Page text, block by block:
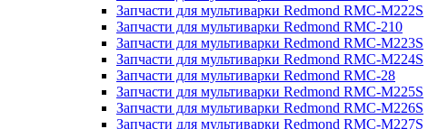
Запчасти для мультиварки Redmond RMC-M222S
Запчасти для мультиварки Redmond RMC-210
Запчасти для мультиварки Redmond RMC-M223S
Запчасти для мультиварки Redmond RMC-M224S
Запчасти для мультиварки Redmond RMC-28
Запчасти для мультиварки Redmond RMC-M225S
Запчасти для мультиварки Redmond RMC-M226S
Запчасти для мультиварки Redmond RMC-M227S